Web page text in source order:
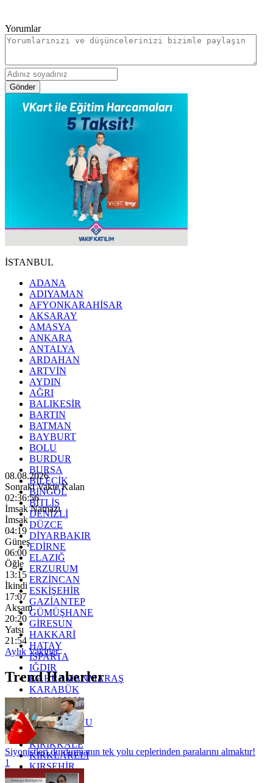
Yorumlar
Gönder
İSTANBUL
ADANA
ADIYAMAN
AFYONKARAHİSAR
AKSARAY
AMASYA
ANKARA
ANTALYA
ARDAHAN
ARTVİN
AYDIN
AĞRI
BALIKESİR
BARTIN
BATMAN
BAYBURT
BOLU
BURDUR
BURSA
BİLECİK
BİNGÖL
BİTLİS
DENİZLİ
DÜZCE
DİYARBAKIR
EDİRNE
ELAZIĞ
ERZURUM
ERZİNCAN
ESKİŞEHİR
GAZİANTEP
GÜMÜŞHANE
GİRESUN
HAKKARİ
HATAY
ISPARTA
IĞDIR
KAHRAMANMARAŞ
KARABÜK
KARAMAN
KARS
KASTAMONU
KAYSERİ
KIRIKKALE
KIRKLARELİ
KIRŞEHİR
KOCAELİ
08.08.2026
Sonraki Vakte Kalan
02:36:54
İmsak Namazı
İmsak
04:19
Güneş
06:00
Öğle
13:15
İkindi
17:07
Akşam
20:20
Yatsı
21:54
Aylık Vakitler
Trend Haberler
Siyonistleri durdurmanın tek yolu ceplerinden paralarını almaktır!
1